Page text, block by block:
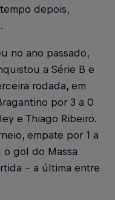
depois,
no ano passado,
a Série B e
rodada, em
por 3 a 0
e Thiago Ribeiro.
empate por 1 a
o gol do Massa
– a última entre